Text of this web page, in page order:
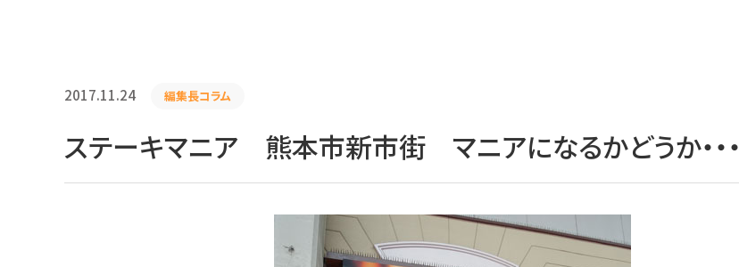
2017.11.24 編集長コラム
ステーキマニア 熊本市新市街 マニアになるかどうか・・・